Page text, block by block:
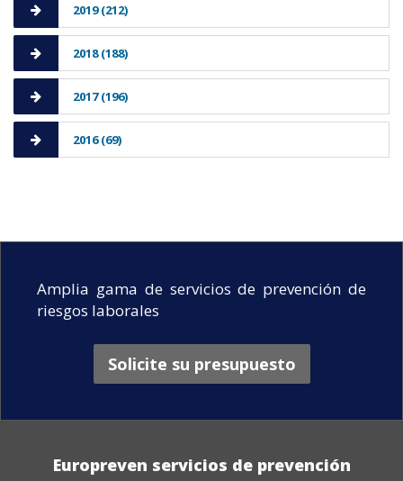
2019 (212)
2018 (188)
2017 (196)
2016 (69)
Amplia gama de servicios de prevención de
riesgos laborales
Solicite su presupuesto
Europreven servicios de prevención